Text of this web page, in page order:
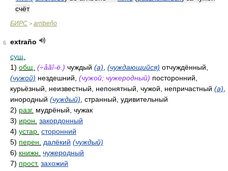
счёт
БИРС > arribeño
6
extraño
сущ.
1) общ. (÷åãî-ë.) чуждый (a) (чуждающийся) отчуждённый,
(чужой) нездешний, (чужой; чужеродный) посторонний,
курьёзный, неизвестный, непонятный, чужой, непричастный (a)
инородный (чуждый) , странный, удивительный
2) разг. мудрёный, чужак
3) ирон. закордонный
4) устар. сторонний
5) перен. далёкий (чуждый)
6) книжн. чужеродный
7) прост. захожий